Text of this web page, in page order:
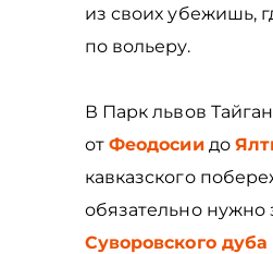
из своих убежишь,
по вольеру.
В Парк львов
от Феодосиидо
кавказского
обязательно
Суворовского дуба